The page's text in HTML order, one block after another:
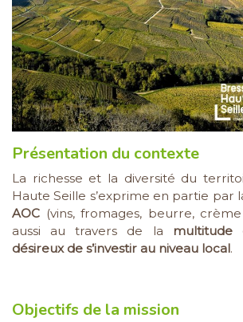
Présentation du contexte
La richesse et la diversité du
Haute Seille s’exprime en partie par
AOC (vins, fromages, beurre,
aussi au travers de la multitude
désireux de s’investir au niveau local.
Objectifs de la mission